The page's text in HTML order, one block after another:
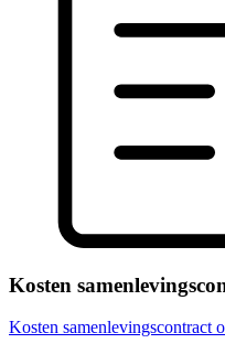
Kosten
Kosten samenlevingscontract